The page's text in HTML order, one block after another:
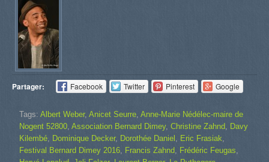
Partager: Facebook Twitter Pinterest Google
Tags: Albert Weber, Anicet Seurre Anne-Marie Nédélec-maire de
Nogent 52800 Association Bernard Dimey, Christine Zahnd
Davy
Kilembé
Dominique Decker, Dorothée Daniel Eric Frasiak
Festival Bernard Dimey 2016
Francis Zahnd Frédéric Feugas